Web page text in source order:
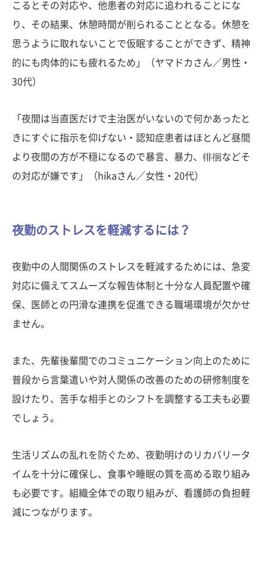
こるとその対応や、他患者の対応に追われることにな
り、その結果、休憩時間が削られることとなる。休憩を
思うように取れないことで仮眠することができず、精神
的にも肉体的にも疲れるため」（ヤマドカさん／男性・
30代）
「夜間は当直医だけで主治医がいないので何かあったと
きにすぐに指示を仰げない・認知症患者はほとんど昼間
より夜間の方が不穏になるので暴言、暴力、徘徊などそ
の対応が嫌です」（hikaさん／女性・20代）
夜勤のストレスを軽減するには？
夜勤中の人間関係のストレスを軽減するためには、急変
対応に備えてスムーズな報告体制と十分な人員配置や確
保、医師との円滑な連携を促進できる職場環境が欠かせ
ません。
また、先輩後輩間でのコミュニケーション向上のために
普段から言葉遣いや対人関係の改善のための研修制度を
設けたり、苦手な相手とのシフトを調整する工夫も必要
でしょう。
生活リズムの乱れを防ぐため、夜勤明けのリカバリータ
イムを十分に確保し、食事や睡眠の質を高める取り組み
も必要です。組織全体での取り組みが、看護師の負担軽
減につながります。